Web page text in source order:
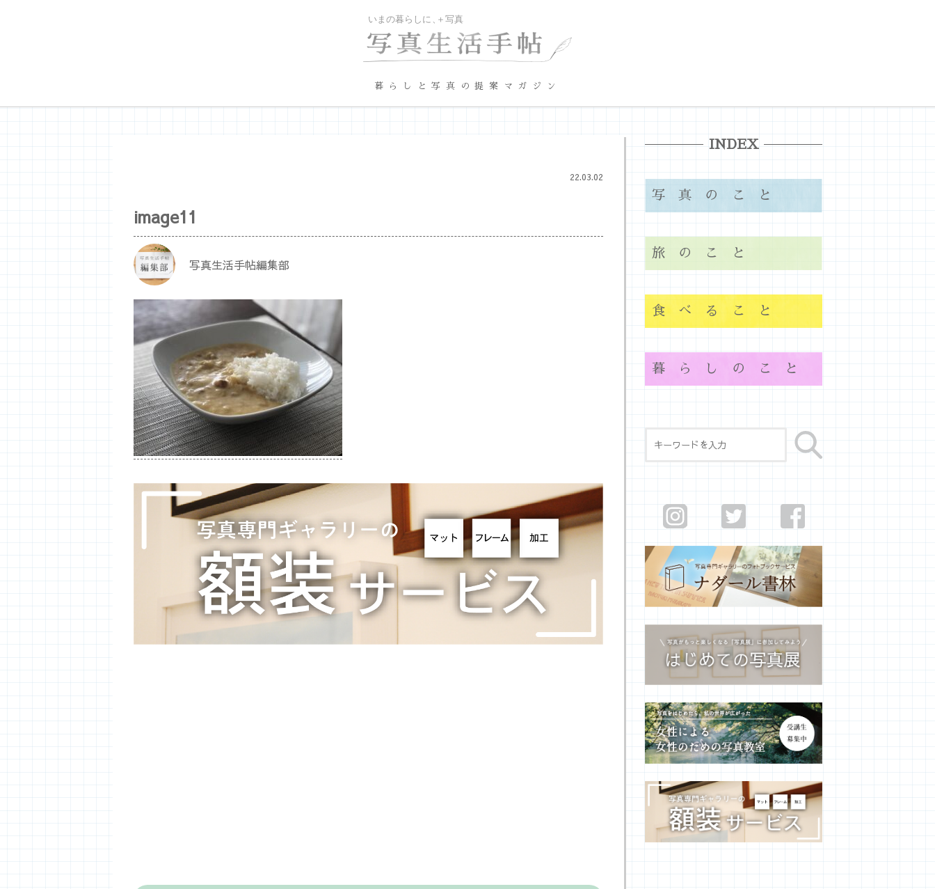
暮らしと写真の提案マガジン
22.03.02
image11
写真生活手帖編集部
INDEX
写真のこと
旅のこと
食べること
暮らしのこと